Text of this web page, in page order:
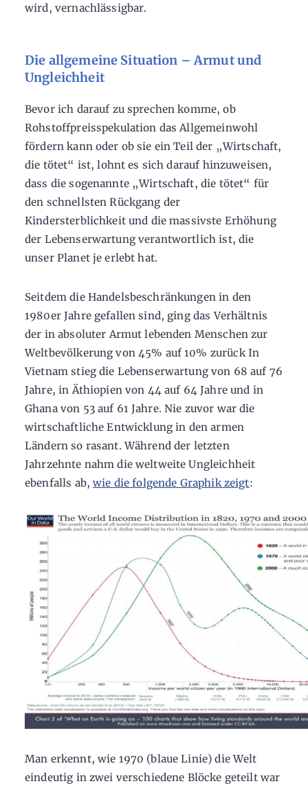
wird, vernachlässigbar.
Die allgemeine Situation – Armut und
Ungleichheit
Bevor ich darauf zu sprechen komme, ob
Rohstoffpreisspekulation das Allgemeinwohl
fördern kann oder ob sie ein Teil der „Wirtschaft,
die tötet“ ist, lohnt es sich darauf hinzuweisen,
dass die sogenannte „Wirtschaft, die tötet“ für
den schnellsten Rückgang der
Kindersterblichkeit und die massivste Erhöhung
der Lebenserwartung verantwortlich ist, die
unser Planet je erlebt hat.
Seitdem die Handelsbeschränkungen in den
1980er Jahre gefallen sind, ging das Verhältnis
der in absoluter Armut lebenden Menschen zur
Weltbevölkerung von 45% auf 10% zurück In
Vietnam stieg die Lebenserwartung von 68 auf 76
Jahre, in Äthiopien von 44 auf 64 Jahre und in
Ghana von 53 auf 61 Jahre. Nie zuvor war die
wirtschaftliche Entwicklung in den armen
Ländern so rasant. Während der letzten
Jahrzehnte nahm die weltweite Ungleichheit
ebenfalls ab,wie die folgende Graphik zeigt:
Man erkennt, wie 1970 (blaue Linie) die Welt
eindeutig in zwei verschiedene Blöcke geteilt war